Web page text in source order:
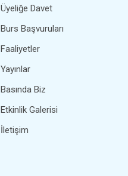
Üyeliğe Davet
Burs Başvuruları
Faaliyetler
Yayınlar
Basında Biz
Etkinlik Galerisi
İletişim